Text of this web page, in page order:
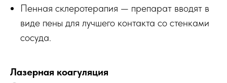
Пенная склеротерапия — препарат вводят в
виде пены для лучшего контакта со стенками
сосуда.
Лазерная коагуляция